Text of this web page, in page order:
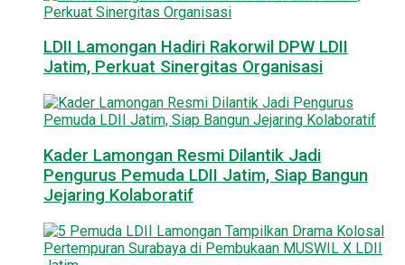
LDII Lamongan Hadiri Rakorwil DPW LDII
Jatim, Perkuat Sinergitas Organisasi
Kader Lamongan Resmi Dilantik Jadi
Pengurus Pemuda LDII Jatim, Siap Bangun
Jejaring Kolaboratif